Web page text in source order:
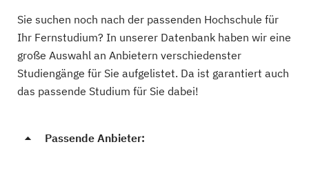
Sie suchen noch nach der passenden Hochschule für
Ihr Fernstudium? In unserer Datenbank haben wir eine
große Auswahl an Anbietern verschiedenster
Studiengänge für Sie aufgelistet. Da ist garantiert auch
das passende Studium für Sie dabei!
Passende Anbieter: